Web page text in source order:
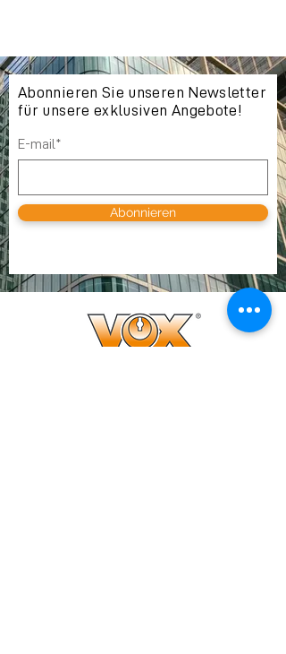
Abonnieren Sie unseren Newsletter
für unsere exklusiven Angebote!
E-mail*
Abonnieren